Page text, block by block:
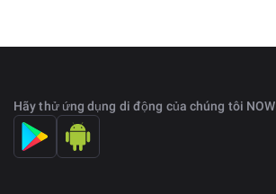
Hãy thử ứng dụng di động của chúng tôi NOW